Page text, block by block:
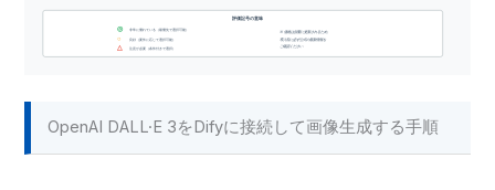
OpenAI DALL·E 3をDifyに接続して画像生成する手順